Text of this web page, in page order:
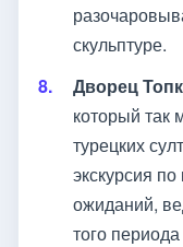
скульптуре.
Дворец
который так
турецких
экскурсия
ожиданий,
того